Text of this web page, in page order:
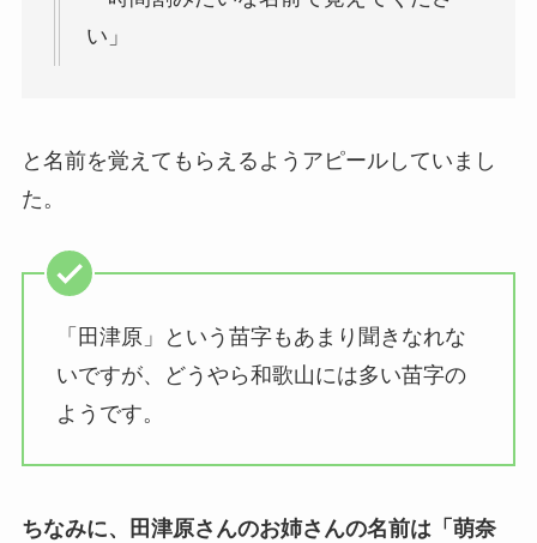
い」
と名前を覚えてもらえるようアピールしていまし
た。
「田津原」という苗字もあまり聞きなれな
いですが、どうやら和歌山には多い苗字の
ようです。
ちなみに、田津原さんのお姉さんの名前は「萌奈